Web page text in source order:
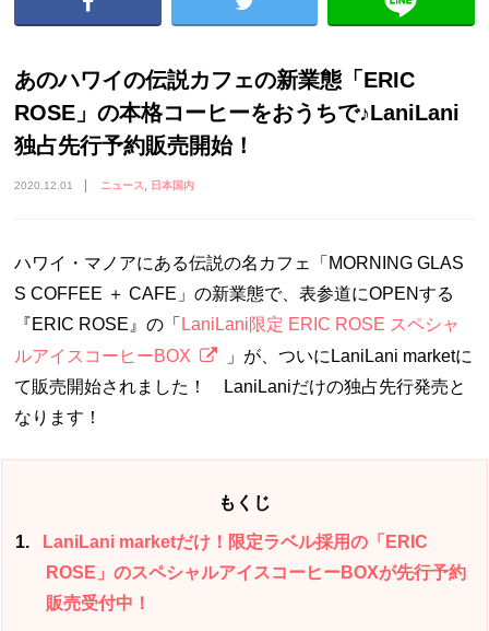
あのハワイの伝説カフェの新業態「ERIC
ROSE」の本格コーヒーをおうちで♪LaniLani
独占先行予約販売開始！
2020.12.01 ニュース 日本国内
ハワイ・マノアにある伝説の名カフェ「 MORNING GLAS
S COFFEE ＋ CAFE 」の新業態で、表参道にOPENする
『ERIC ROSE 』の「 LaniLani限定 ERIC ROSE スペシャ
ルアイスコーヒーBOX 」が、ついに LaniLani marketに
て販売開始されました！ LaniLaniだけの独占先行発売と
なります！
もくじ
1
LaniLani marketだけ！限定ラベル採用の「ERIC
ROSE」のスペシャルアイスコーヒーBOXが先行予約
販売受付中！